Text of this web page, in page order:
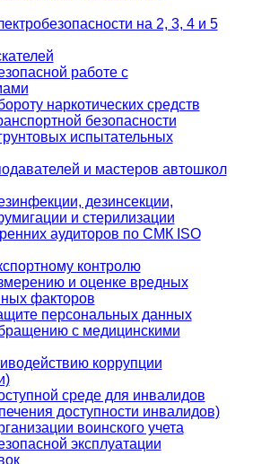
на 2, 3, 4 и 5
работе с
наркотических средств
безопасности
испытательных
и мастеров автошкол
дезинсекции,
и стерилизации
аудиторов по СМК ISO
контролю
и оценке вредных
факторов
персональных данных
с медицинскими
коррупции
среде для инвалидов
доступности инвалидов)
воинского учета
эксплуатации